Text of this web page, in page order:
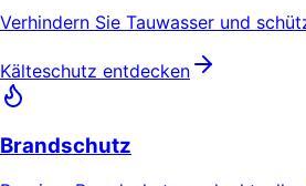
Verhindern Sie Tauwasser und
Kälteschutz entdecken
Brandschutz